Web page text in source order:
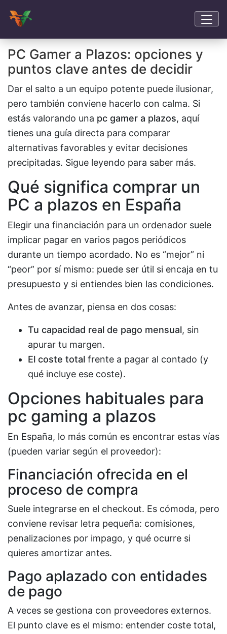
PC Gamer a Plazos: opciones y
puntos clave antes de decidir
Dar el salto a un equipo potente puede ilusionar,
pero también conviene hacerlo con calma. Si
estás valorando una pc gamer a plazos, aquí
tienes una guía directa para comparar
alternativas favorables y evitar decisiones
precipitadas. Sigue leyendo para saber más.
Qué significa comprar un
PC a plazos en España
Elegir una financiación para un ordenador suele
implicar pagar en varios pagos periódicos
durante un tiempo acordado. No es “mejor” ni
“peor” por sí mismo: puede ser útil si encaja en tu
presupuesto y si entiendes bien las condiciones.
Antes de avanzar, piensa en dos cosas:
Tu capacidad real de pago mensual, sin
apurar tu margen.
El coste total frente a pagar al contado (y
qué incluye ese coste).
Opciones habituales para
pc gaming a plazos
En España, lo más común es encontrar estas vías
(pueden variar según el proveedor):
Financiación ofrecida en el
proceso de compra
Suele integrarse en el checkout. Es cómoda, pero
conviene revisar letra pequeña: comisiones,
penalizaciones por impago, y qué ocurre si
quieres amortizar antes.
Pago aplazado con entidades
de pago
A veces se gestiona con proveedores externos.
El punto clave es el mismo: entender coste total,